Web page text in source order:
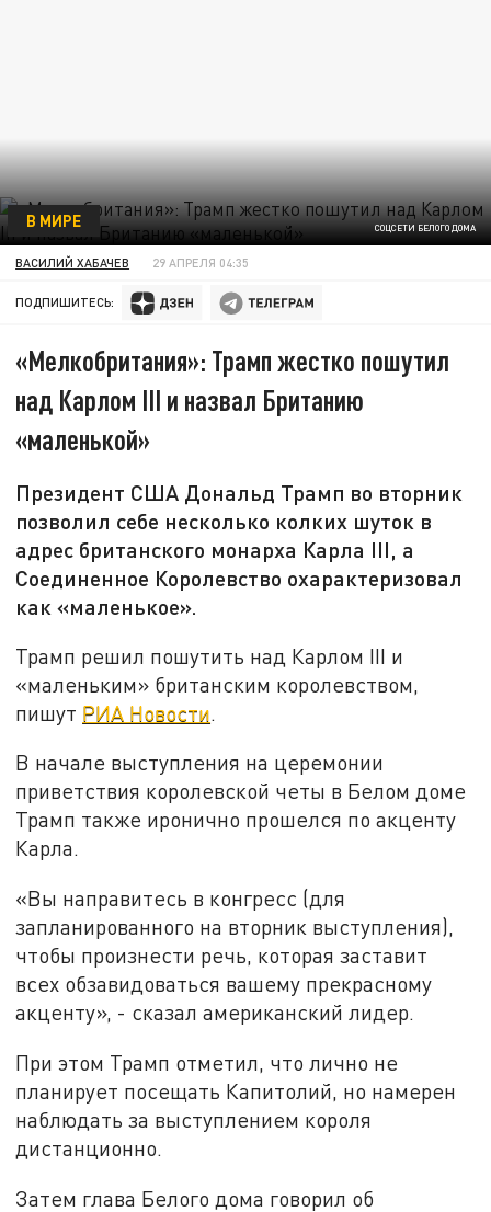
СОЦСЕТИ БЕЛОГО ДОМА
В МИРЕ
ВАСИЛИЙ ХАБАЧЕВ 29 АПРЕЛЯ 04:35
ПОДПИШИТЕСЬ:
«Мелкобритания»: Трамп жестко пошутил
над Карлом III и назвал Британию
«маленькой»
Президент США Дональд Трамп во вторник
позволил себе несколько колких шуток в
адрес британского монарха Карла III, а
Соединенное Королевство охарактеризовал
как «маленькое».
Трамп решил пошутить над Карлом III и
«маленьким» британским королевством,
пишут РИА Новости.
В начале выступления на церемонии
приветствия королевской четы в Белом доме
Трамп также иронично прошелся по акценту
Карла.
«Вы направитесь в конгресс (для
запланированного на вторник выступления),
чтобы произнести речь, которая заставит
всех обзавидоваться вашему прекрасному
акценту», - сказал американский лидер.
При этом Трамп отметил, что лично не
планирует посещать Капитолий, но намерен
наблюдать за выступлением короля
дистанционно.
Затем глава Белого дома говорил об